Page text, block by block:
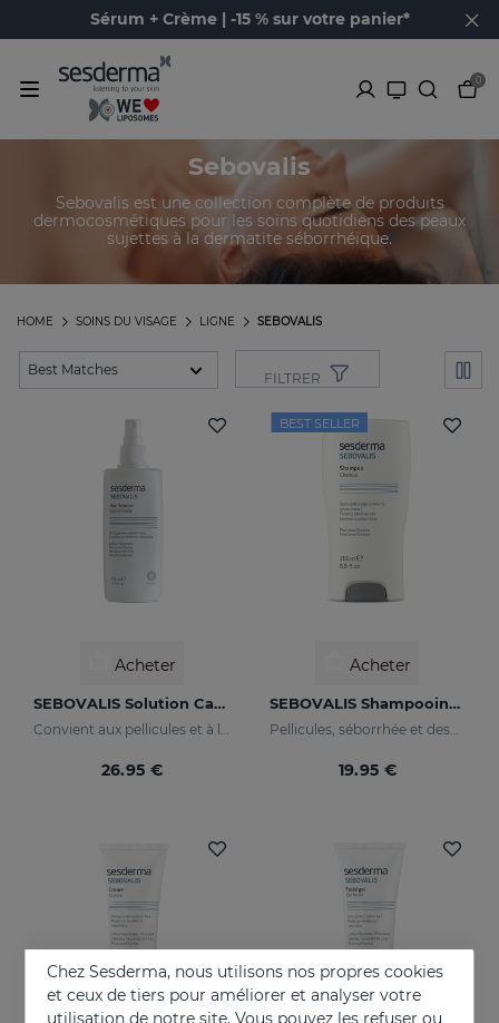
Sérum + Crème | -15 % sur votre panier*
0
Sebovalis
Sebovalis est une collection complète de produits
dermocosmétiques pour les soins quotidiens des peaux
sujettes à la dermatite séborrhéique.
SEBOVALIS
LIGNE
SOINS DU VISAGE
HOME
FILTRER
Acheter
SEBOVALIS Solution Capillaire
Convient aux pellicules et à la desquamation du cuir chevelu
26.95 €
BEST SELLER
Acheter
SEBOVALIS Shampooing Traitant
Pellicules, séborrhée et desquamations du cuir chevelu
19.95 €
Chez Sesderma, nous utilisons nos propres cookies
et ceux de tiers pour améliorer et analyser votre
utilisation de notre site. Vous pouvez les refuser ou